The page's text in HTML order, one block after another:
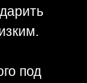
под